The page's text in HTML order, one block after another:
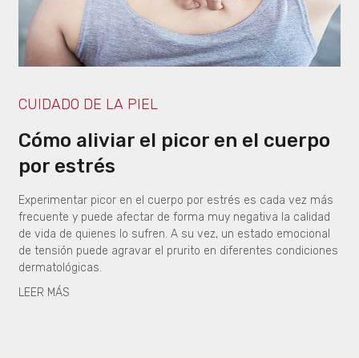
CUIDADO DE LA PIEL
Cómo aliviar el picor en el cuerpo
por estrés
Experimentar picor en el cuerpo por estrés es cada vez más
frecuente y puede afectar de forma muy negativa la calidad
de vida de quienes lo sufren. A su vez, un estado emocional
de tensión puede agravar el prurito en diferentes condiciones
dermatológicas.
LEER MÁS